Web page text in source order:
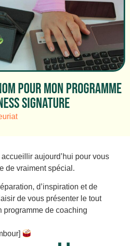
POUR MON PROGRAMME
SIGNATURE
aujourd’hui pour vous
de vraiment spécial.
d’inspiration et de
de vous présenter le tout
programme de coaching